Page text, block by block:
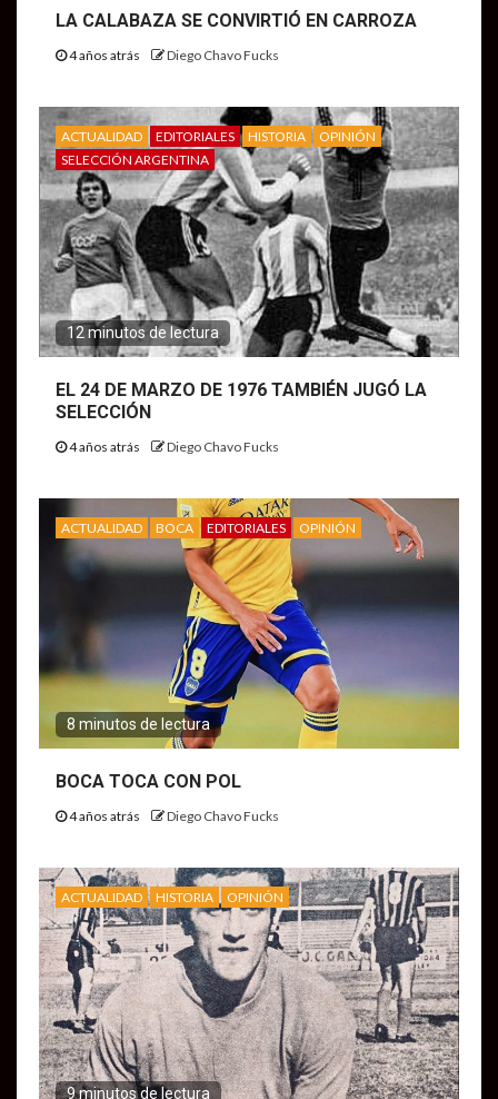
LA CALABAZA SE CONVIRTIÓ EN CARROZA
4 años atrás Diego Chavo Fucks
ACTUALIDAD EDITORIALES HISTORIA
OPINIÓN
SELECCIÓN ARGENTINA
12 minutos de lectura
EL 24 DE MARZO DE 1976 TAMBIÉN JUGÓ LA
SELECCIÓN
4 años atrás Diego Chavo Fucks
ACTUALIDAD BOCA EDITORIALES OPINIÓN
8 minutos de lectura
BOCA TOCA CON POL
4 años atrás Diego Chavo Fucks
ACTUALIDAD HISTORIA OPINIÓN
9 minutos de lectura